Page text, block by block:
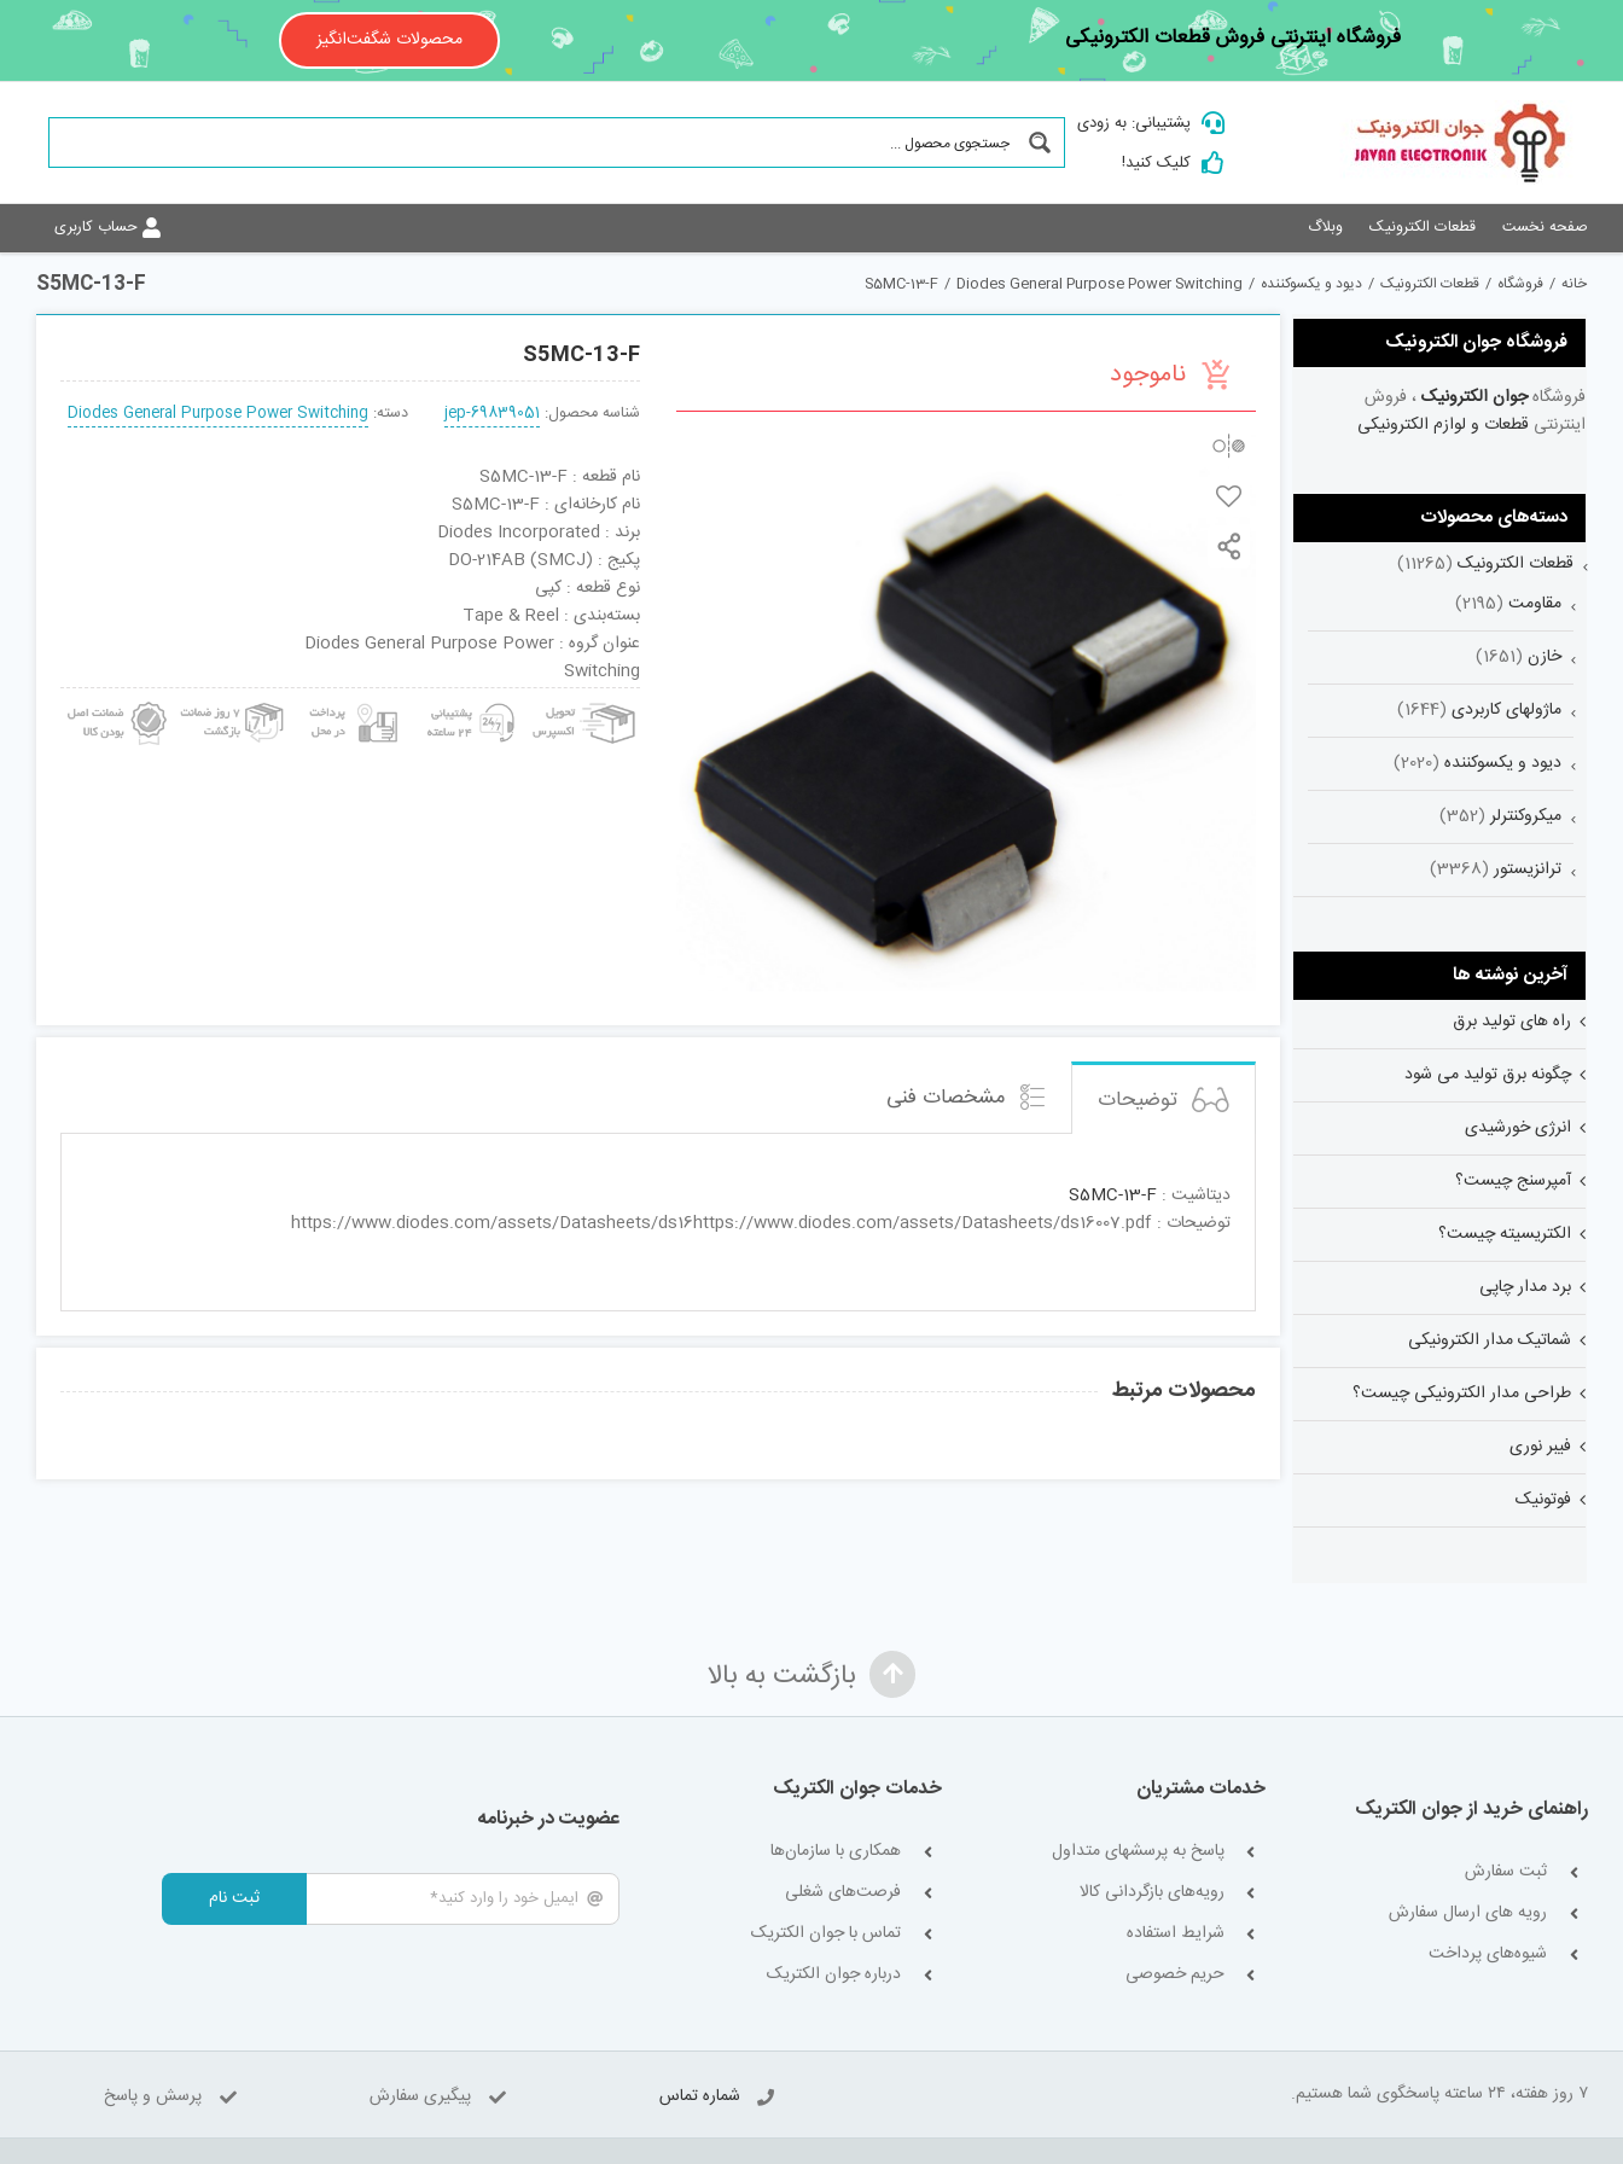
content
فروشگاه اینترنتی فروش قطعات الکترونیکی محصولات شگفت‌انگیز
پشتیبانی: به زودی
کلیک کنید!
صفحه نخست قطعات الکترونیک وبلاگ حساب کاربری
S5MC-13-F خانه / فروشگاه / قطعات الکترونیک / دیود و یکسوکننده /
Diodes General Purpose Power Switching
/
S5MC-13-F
ناموجود S5MC-13-F
شناسه محصول: jep-69839051 دسته: Diodes General Purpose Power Switching
نام قطعه : S5MC-13-F
نام کارخانه‌ای : S5MC-13-F
برند : Diodes Incorporated
پکیج : DO-214AB (SMCJ)
نوع قطعه : کپی
بسته‌بندی : Tape & Reel
عنوان گروه : Diodes General Purpose Power
Switching
توضیحات مشخصات فنی
دیتاشیت : S5MC-13-F
توضیحات : https://www.diodes.com/assets/Datasheets/ds16https://www.diodes.com/assets/Datasheets/ds16007.pdf
محصولات مرتبط
فروشگاه جوان الکترونیک
فروشگاهجوان الکترونیک ، فروش
اینترنتی قطعات و لوازم الکترونیکی
دسته‌های محصولات
قطعات الکترونیک (11265)
مقاومت (2195)
خازن (1651)
ماژولهای کاربردی (1644)
دیود و یکسوکننده (2020)
میکروکنترلر (352)
ترانزیستور (3368)
آخرین نوشته ها
راه های تولید برق
چگونه برق تولید می شود
انرژی خورشیدی
آمپرسنج چیست؟
الکتریسیته چیست؟
برد مدار چاپی
شماتیک مدار الکترونیکی
طراحی مدار الکترونیکی چیست؟
فیبر نوری
فوتونیک
بازگشت به بالا
راهنمای خرید از جوان الکتریک
ثبت سفارش
رویه های ارسال سفارش
شیوه‌های پرداخت
خدمات مشتریان
پاسخ به پرسشهای متداول
رویه‌های بازگردانی کالا
شرایط استفاده
حریم خصوصی
خدمات جوان الکتریک
همکاری با سازمان‌ها
فرصت‌های شغلی
تماس با جوان الکتریک
درباره جوان الکتریک
عضویت در خبرنامه
ثبت نام
۷ روز هفته، ۲۴ ساعته پاسخگوی شما هستیم. شماره تماس پیگیری سفارش پرسش و پاسخ